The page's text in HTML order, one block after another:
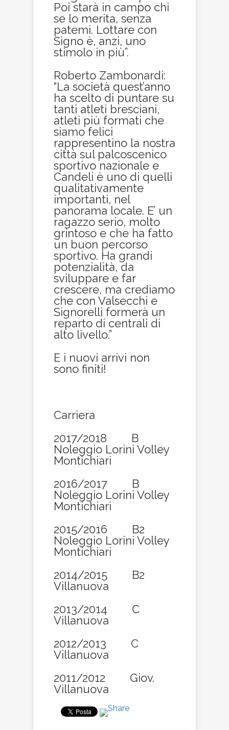
Poi starà in campo chi
se lo merita, senza
patemi. Lottare con
Signo è, anzi, uno
stimolo in più”.
Roberto Zambonardi:
“La società quest’anno
ha scelto di puntare su
tanti atleti bresciani,
atleti più formati che
siamo felici
rappresentino la nostra
città sul palcoscenico
sportivo nazionale e
Candeli è uno di quelli
qualitativamente
importanti, nel
panorama locale. E’ un
ragazzo serio, molto
grintoso e che ha fatto
un buon percorso
sportivo. Ha grandi
potenzialità, da
sviluppare e far
crescere, ma crediamo
che con Valsecchi e
Signorelli formerà un
reparto di centrali di
alto livello.”
E i nuovi arrivi non
sono finiti!
Carriera
2017/2018 B
Noleggio Lorini Volley
Montichiari
2016/2017 B
Noleggio Lorini Volley
Montichiari
2015/2016 B2
Noleggio Lorini Volley
Montichiari
2014/2015 B2
Villanuova
2013/2014 C
Villanuova
2012/2013 C
Villanuova
2011/2012 Giov.
Villanuova